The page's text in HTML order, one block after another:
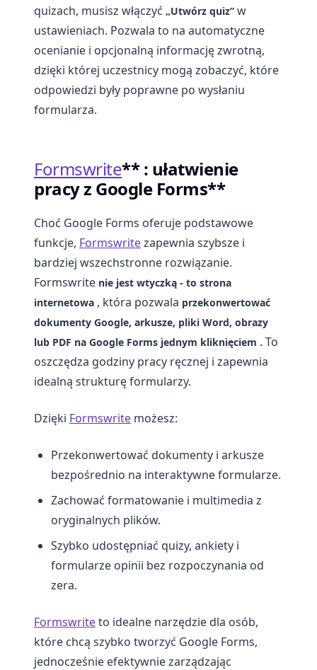
quizach, musisz włączyć „Utwórz quiz” w
ustawieniach. Pozwala to na automatyczne
ocenianie i opcjonalną informację zwrotną,
dzięki której uczestnicy mogą zobaczyć, które
odpowiedzi były poprawne po wysłaniu
formularza.
Formswrite** : ułatwienie
pracy z Google Forms**
Choć Google Forms oferuje podstawowe
funkcje, Formswritezapewnia szybsze i
bardziej wszechstronne rozwiązanie.
Formswrite nie jest wtyczką - to strona
internetowa , która pozwala przekonwertować
dokumenty Google, arkusze, pliki Word, obrazy
lub PDF na Google Forms jednym kliknięciem . To
oszczędza godziny pracy ręcznej i zapewnia
idealną strukturę formularzy.
Dzięki Formswrite możesz:
Przekonwertować dokumenty i arkusze
bezpośrednio na interaktywne formularze.
Zachować formatowanie i multimedia z
oryginalnych plików.
Szybko udostępniać quizy, ankiety i
formularze opinii bez rozpoczynania od
zera.
Formswriteto idealne narzędzie dla osób,
które chcą szybko tworzyć Google Forms,
jednocześnie efektywnie zarządzając